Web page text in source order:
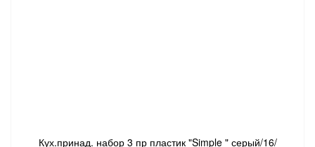
Кух.принад. набор 3 пр пластик "Simple " серый/16/